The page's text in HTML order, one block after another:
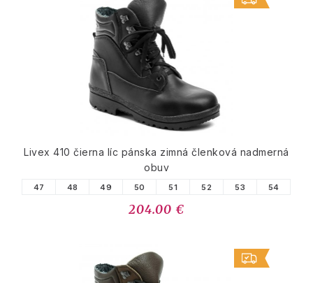
Livex 410 čierna líc pánska zimná členková nadmerná
obuv
47 48 49 50 51 52 53 54
204.00 €